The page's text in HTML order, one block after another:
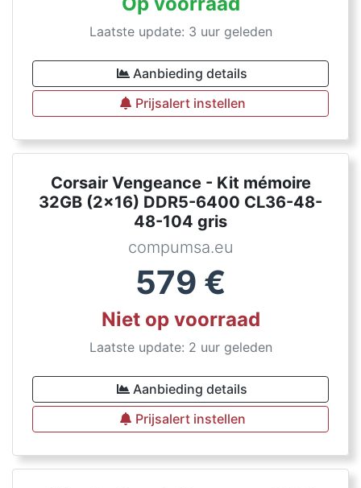
Laatste update: 3 uur geleden
Aanbieding details
Prijsalert instellen
Corsair Vengeance - Kit mémoire
32GB (2x16) DDR5-6400 CL36-48-
48-104 gris
compumsa.eu
579 €
Niet op voorraad
Laatste update: 2 uur geleden
Aanbieding details
Prijsalert instellen